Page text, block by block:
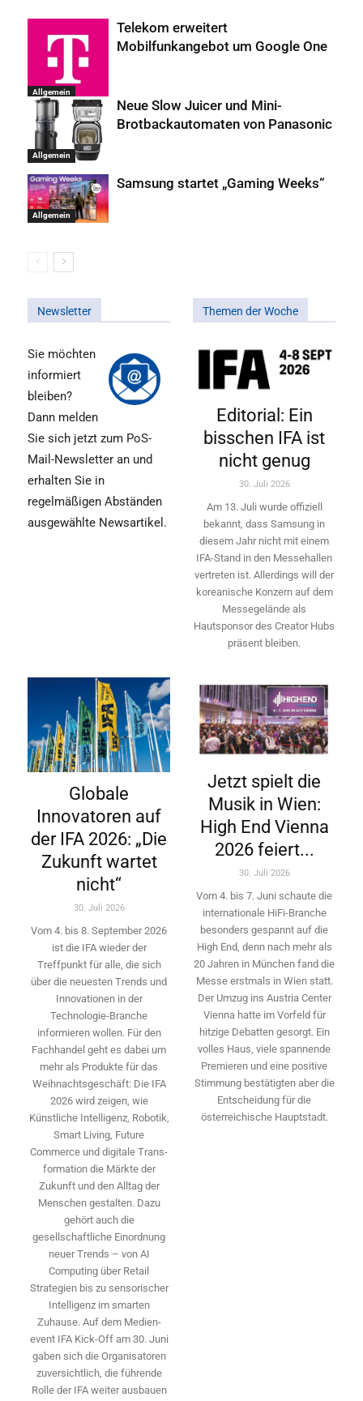
Allgemein
Telekom erweitert
Mobilfunkangebot um Google One
Allgemein
Neue Slow Juicer und Mini-
Brotbackautomaten von Panasonic
Allgemein
Samsung startet „Gaming Weeks“
Newsletter
Sie möchten
informiert
bleiben?
Dann melden
Sie sich jetzt zum PoS-
Mail-Newsletter an und
erhalten Sie in
regelmäßigen Abständen
ausgewählte Newsartikel.
Themen der Woche
Editorial: Ein
bisschen IFA ist
nicht genug
30. Juli 2026
Am 13. Juli wurde offiziell
bekannt, dass Samsung in
diesem Jahr nicht mit einem
IFA-Stand in den Messehallen
vertreten ist. Allerdings will ­der
koreanische Konzern auf dem
Messegelände als
Hautsponsor des Creator Hubs
präsent bleiben.
Globale
Innovatoren auf
der IFA 2026: „Die
Zukunft wartet
nicht“
30. Juli 2026
Vom 4. bis 8. September 2026
ist die IFA wieder der
Treffpunkt für alle, die sich
über die neuesten Trends und
Innovationen in der
Technologie-­Branche
informieren wollen. Für den
Fachhandel geht es dabei um
mehr als Produkte für das
Weihnachtsgeschäft: Die IFA
2026 wird ­zeigen, wie
Künstliche Intelligenz, Robotik,
Smart Living, Future
Commerce und digitale Trans­
formation die Märkte der
Zukunft und den Alltag der
Menschen gestalten. Dazu
gehört auch die
gesellschaftliche Einordnung
neuer Trends – von AI
Computing über Retail
Strategien bis zu sensorischer
Intelligenz im smarten
Zuhause. Auf dem Medien­
event IFA Kick-Off am 30. Juni
gaben sich die Organisatoren
zuversichtlich, die führende
Rolle der IFA weiter ausbauen
Jetzt spielt die
Musik in Wien:
High End Vienna
2026 feiert...
30. Juli 2026
Vom 4. bis 7. Juni schaute die
internationale HiFi-Branche
besonders gespannt auf die
High End, denn nach mehr als
20 Jahren in München fand die
Messe erstmals in Wien statt.
Der Umzug ins Austria Center
Vienna hatte im Vorfeld für
hitzige Debatten gesorgt. Ein
volles Haus, viele spannende
Premieren und eine positive
Stimmung bestätigten aber die
Entscheidung für die
österreichische Hauptstadt.